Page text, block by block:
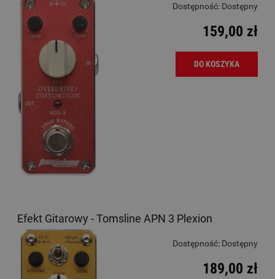
Dostępność: Dostępny
159,00 zł
DO KOSZYKA
Efekt Gitarowy - Tomsline APN 3 Plexion
Dostępność: Dostępny
189,00 zł